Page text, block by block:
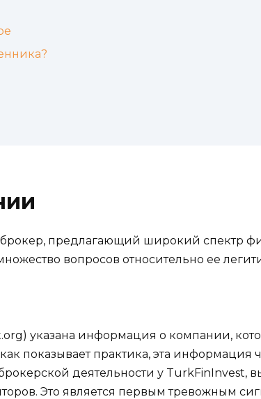
предлагающий широкий спектр
вопросов относительно ее
указана информация о компании,
показывает практика, эта информация
деятельности у TurkFinInvest,
Это является первым тревожным